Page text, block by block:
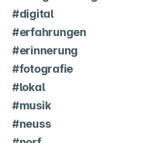
#digital
#erfahrungen
#erinnerung
#fotografie
#lokal
#musik
#neuss